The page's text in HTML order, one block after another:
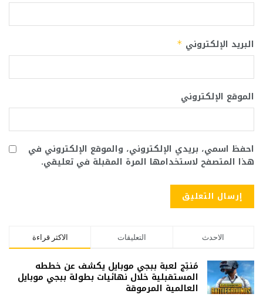
البريد الإلكتروني *
الموقع الإلكتروني
احفظ اسمي، بريدي الإلكتروني، والموقع الإلكتروني في
هذا المتصفح لاستخدامها المرة المقبلة في تعليقي.
الاكثر قراءة التعليقات الاحدث
مُنتِج لعبة ببجي موبايل يكشف عن خططه
المستقبلية خلال نهائيات بطولة ببجي موبايل
العالمية المرموقة